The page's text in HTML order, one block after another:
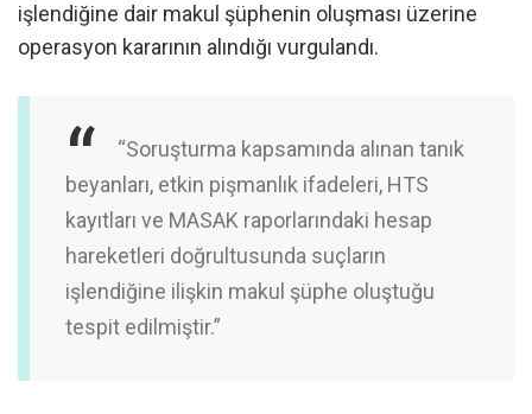
işlendiğine dair makul şüphenin oluşması üzerine
operasyon kararının alındığı vurgulandı.
“Soruşturma kapsamında alınan tanık
beyanları, etkin pişmanlık ifadeleri, HTS
kayıtları ve MASAK raporlarındaki hesap
hareketleri doğrultusunda suçların
işlendiğine ilişkin makul şüphe oluştuğu
tespit edilmiştir.”